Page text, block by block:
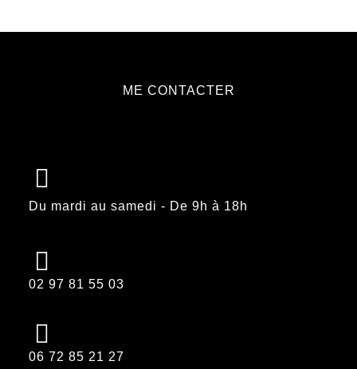
ME CONTACTER
Du mardi au samedi - De 9h à 18h
02 97 81 55 03
06 72 85 21 27